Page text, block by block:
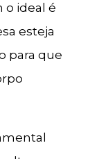
o ideal é
esteja
para que